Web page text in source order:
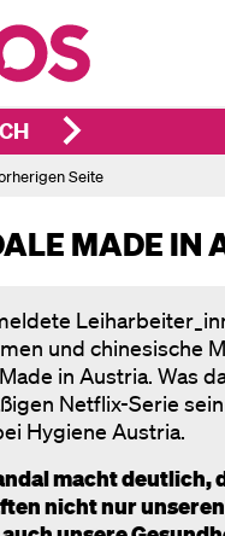
Seite
MADE IN
und chinesische
in Austria. Was
Netflix-Serie
Hygiene Austria.
macht deutlich,
nicht nur